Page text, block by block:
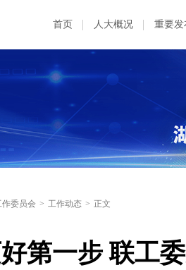
首页 人大概况 重要发
作委员会 > 工作动态 > 正文
第一步 联工